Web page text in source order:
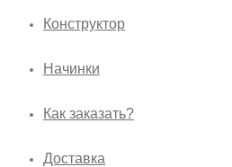
Конструктор
Начинки
Как заказать?
Доставка